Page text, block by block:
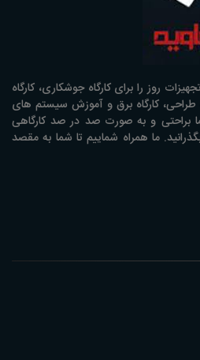
روز را برای کارگاه جوشکاری، کارگاه
طراحی، کارگاه برق و آموزش سیستم های
براحتی و به صورت صد در صد کارگاهی
ما همراه شماییم تا شما به مقصد